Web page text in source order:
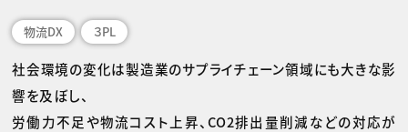
物流DX ３PL
社会環境の変化は製造業のサプライチェーン領域にも大きな影
響を及ぼし、
労働力不足や物流コスト上昇、CO2排出量削減などの対応が